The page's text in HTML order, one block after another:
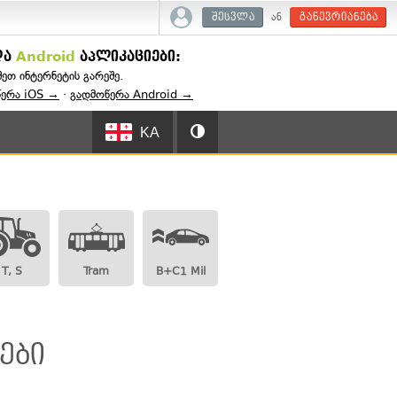
შესვლა ან გაწევრიანება
Android აპლიკაციები:
ინტერნეტის გარეშე.
iOS → · გადმოწერა Android →
KA
T, S Tram B+C1 Mil